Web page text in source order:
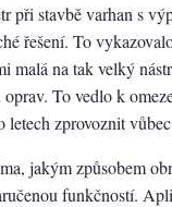
při stavbě varhan s
řešení. To
malá na tak velký
To vedlo k
letech zprovoznit
jakým způsobem
funkčností.